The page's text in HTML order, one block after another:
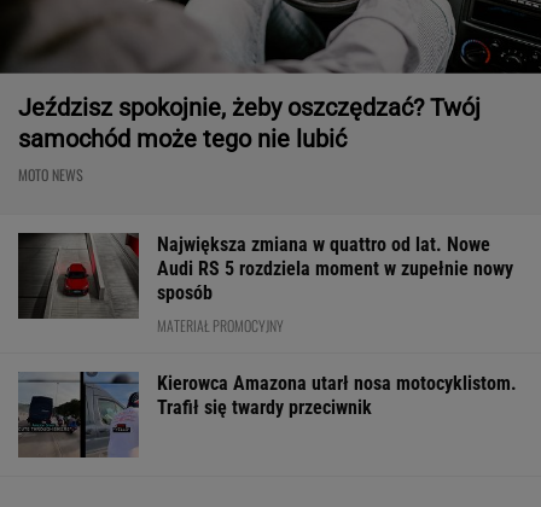
Jeździsz spokojnie, żeby oszczędzać? Twój
samochód może tego nie lubić
MOTO NEWS
Największa zmiana w quattro od lat. Nowe
Audi RS 5 rozdziela moment w zupełnie nowy
sposób
MATERIAŁ PROMOCYJNY
Kierowca Amazona utarł nosa motocyklistom.
Trafił się twardy przeciwnik